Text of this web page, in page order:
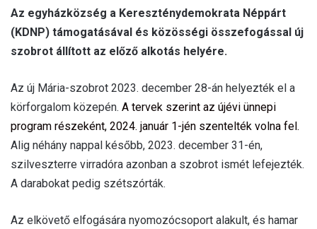
Az egyházközség a Kereszténydemokrata Néppárt
(KDNP) támogatásával és közösségi összefogással új
szobrot állított az előző alkotás helyére.
Az új Mária-szobrot 2023. december 28-án helyezték el a
körforgalom közepén. A tervek szerint az újévi ünnepi
program részeként, 2024. január 1-jén szentelték volna fel.
Alig néhány nappal később, 2023. december 31-én,
szilveszterre virradóra azonban a szobrot ismét lefejezték.
A darabokat pedig szétszórták.
Az elkövető elfogására nyomozócsoport alakult, és hamar